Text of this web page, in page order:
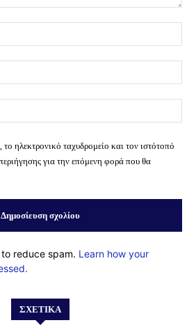
ηλεκτρονικό ταχυδρομείο και τον ιστότοπό
για την επόμενη φορά που θα
reduce spam. Learn how your
ΣΧΕΤΙΚΆ